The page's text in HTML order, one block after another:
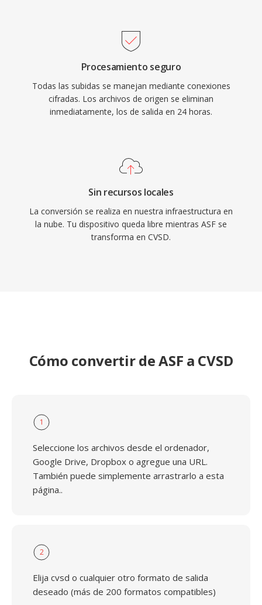
Procesamiento seguro
Todas las subidas se manejan mediante conexiones
cifradas. Los archivos de origen se eliminan
inmediatamente, los de salida en 24 horas.
Sin recursos locales
La conversión se realiza en nuestra infraestructura en
la nube. Tu dispositivo queda libre mientras ASF se
transforma en CVSD.
Cómo convertir de ASF a CVSD
1
Seleccione los archivos desde el ordenador,
Google Drive, Dropbox o agregue una URL.
También puede simplemente arrastrarlo a esta
página..
2
Elija cvsd o cualquier otro formato de salida
deseado (más de 200 formatos compatibles)